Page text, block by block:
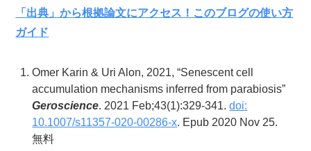
「出典」から根拠論文にアクセス！このブログの使い方
ガイド
Omer Karin & Uri Alon, 2021, “Senescent cell
accumulation mechanisms inferred from parabiosis”
Geroscience. 2021 Feb;43(1):329-341.doi:
10.1007/s11357-020-00286-x. Epub 2020 Nov 25.
無料